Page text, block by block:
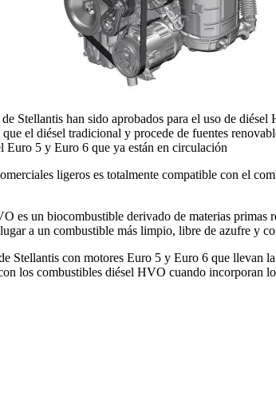
Stellantis han sido aprobados para el uso de
el diésel tradicional y procede de fuentes
5 y Euro 6 que ya están en circulación
ligeros es totalmente compatible con el
un biocombustible derivado de materias primas
a un combustible más limpio, libre de azufre y
Stellantis con motores Euro 5 y Euro 6 que llevan
los combustibles diésel HVO cuando incorporan